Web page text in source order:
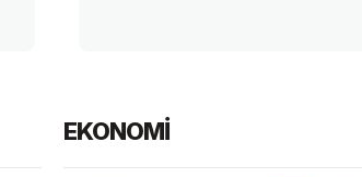
EKONOMİ